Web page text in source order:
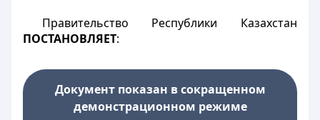
Правительство Республики Казахстан
ПОСТАНОВЛЯЕТ:
Документ показан в сокращенном
демонстрационном режиме